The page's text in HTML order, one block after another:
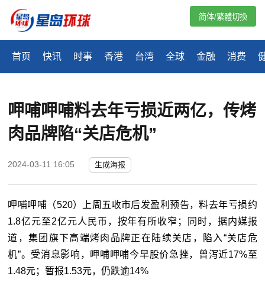
首页 快讯 时事 香港 台湾 全球 金融 消费
简体/繁體切換
呷哺呷哺料去年亏损近两亿，传烤
肉品牌陷“关店危机”
2024-03-11 16:05 生成海报
呷哺呷哺（520）上周五收市后发盈利预告，料去年亏损约
1.8亿元至2亿元人民币，按年有所收窄；同时，据内媒报
道，集团旗下高端烤肉品牌正在陆续关店，陷入“关店危
机”。受消息影响，呷哺呷哺今早股价急挫，曾泻近17%至
1.48元；暂报1.53元，仍跌逾14%